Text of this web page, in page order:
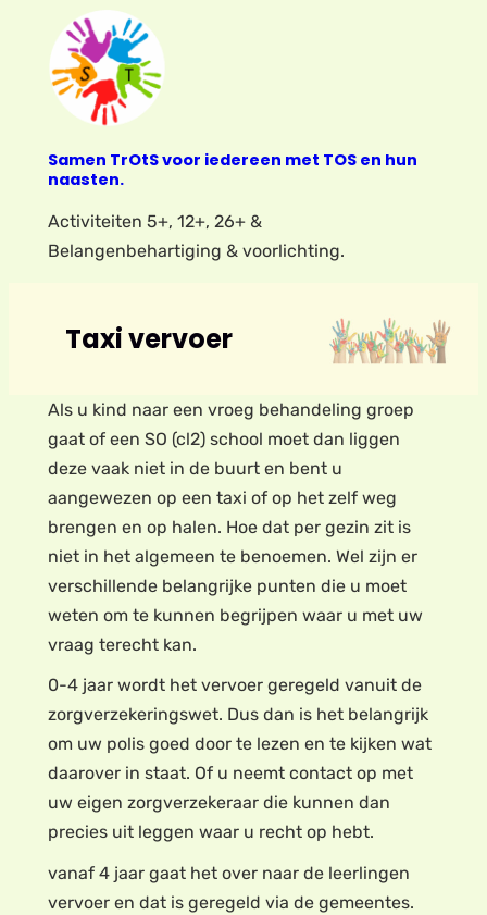
Samen TrOtS voor iedereen met TOS en hun
naasten.
Activiteiten 5+, 12+, 26+ &
Belangenbehartiging & voorlichting.
Taxi vervoer
Als u kind naar een vroeg behandeling groep
gaat of een SO (cl2) school moet dan liggen
deze vaak niet in de buurt en bent u
aangewezen op een taxi of op het zelf weg
brengen en op halen. Hoe dat per gezin zit is
niet in het algemeen te benoemen. Wel zijn er
verschillende belangrijke punten die u moet
weten om te kunnen begrijpen waar u met uw
vraag terecht kan.
0-4 jaar wordt het vervoer geregeld vanuit de
zorgverzekeringswet. Dus dan is het belangrijk
om uw polis goed door te lezen en te kijken wat
daarover in staat. Of u neemt contact op met
uw eigen zorgverzekeraar die kunnen dan
precies uit leggen waar u recht op hebt.
vanaf 4 jaar gaat het over naar de leerlingen
vervoer en dat is geregeld via de gemeentes.